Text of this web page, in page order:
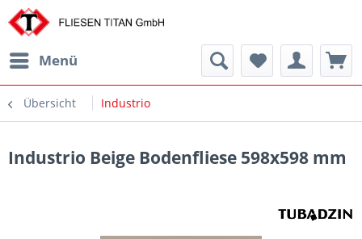
Menü
Übersicht Industrio
Industrio Beige Bodenfliese 598x598 mm